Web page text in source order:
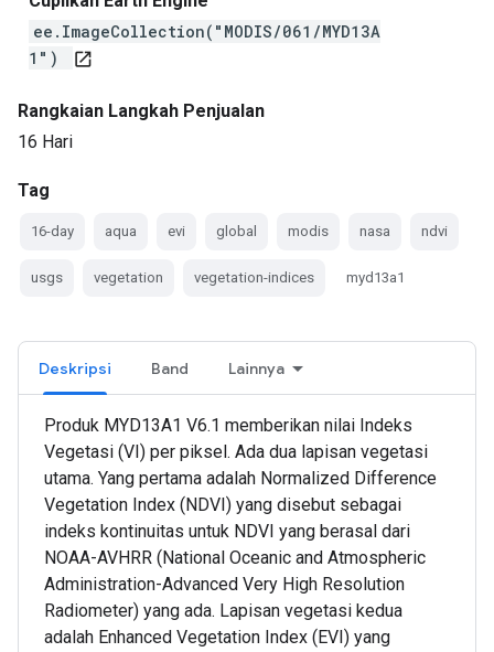
ee.ImageCollection("MODIS/061/MYD13A
1")
open_in_new
Rangkaian Langkah Penjualan
16 Hari
Tag
16-day aqua evi global modis nasa ndvi
usgs vegetation vegetation-indices myd13a1
Deskripsi Band Lainnya
Produk MYD13A1 V6.1 memberikan nilai Indeks
Vegetasi (VI) per piksel. Ada dua lapisan vegetasi
utama. Yang pertama adalah Normalized Difference
Vegetation Index (NDVI) yang disebut sebagai
indeks kontinuitas untuk NDVI yang berasal dari
NOAA-AVHRR (National Oceanic and Atmospheric
Administration-Advanced Very High Resolution
Radiometer) yang ada. Lapisan vegetasi kedua
adalah Enhanced Vegetation Index (EVI) yang